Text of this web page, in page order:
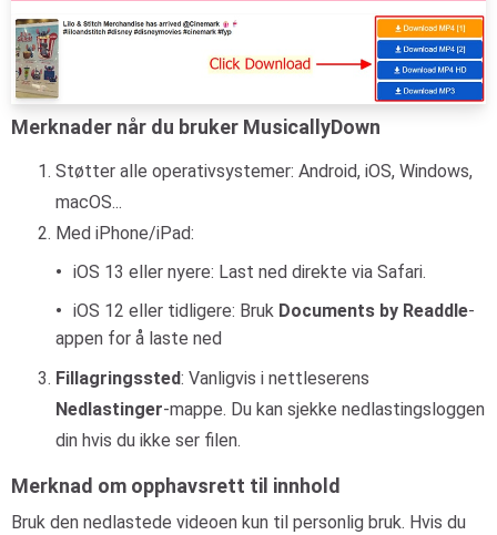
Merknader når du bruker MusicallyDown
Støtter alle operativsystemer: Android, iOS, Windows,
macOS...
Med iPhone/iPad:
iOS 13 eller nyere: Last ned direkte via Safari.
iOS 12 eller tidligere: Bruk Documents by Readdle-
appen for å laste ned
Fillagringssted: Vanligvis i nettleserens
Nedlastinger-mappe. Du kan sjekke nedlastingsloggen
din hvis du ikke ser filen.
Merknad om opphavsrett til innhold
Bruk den nedlastede videoen kun til personlig bruk. Hvis du